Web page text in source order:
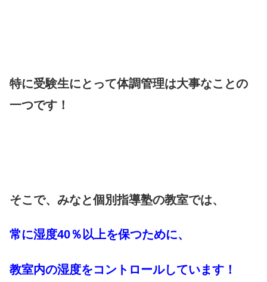
特に受験生にとって体調管理は大事なことの
一つです！
そこで、みなと個別指導塾の教室では、
常に湿度40％以上を保つために、
教室内の湿度をコントロールしています！